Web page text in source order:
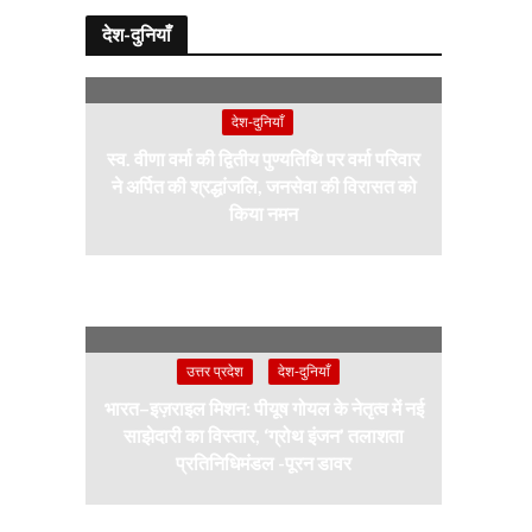
देश-दुनियाँ
देश-दुनियाँ
स्व. वीणा वर्मा की द्वितीय पुण्यतिथि पर वर्मा परिवार
ने अर्पित की श्रद्धांजलि, जनसेवा की विरासत को
किया नमन
उत्तर प्रदेश देश-दुनियाँ
भारत–इज़राइल मिशन: पीयूष गोयल के नेतृत्व में नई
साझेदारी का विस्तार, ‘ग्रोथ इंजन’ तलाशता
प्रतिनिधिमंडल -पूरन डावर